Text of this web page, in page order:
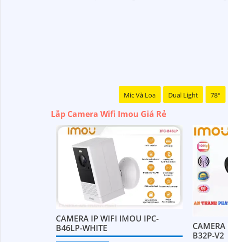
Dễ dàng lắp đặt: Camera Imou được thiết
Độ tin cậy cao: Sản phẩm của Imou
Hy vọng những thông tin trên giúp bạn tìm
Mic Và Loa Dual Light 78°
Lắp Camera Wifi Imou Giá Rẻ
CAMERA IP WIFI IMOU IPC-
B46LP-WHITE
B32P-V2